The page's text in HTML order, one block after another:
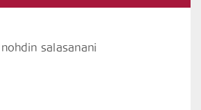
salasanani